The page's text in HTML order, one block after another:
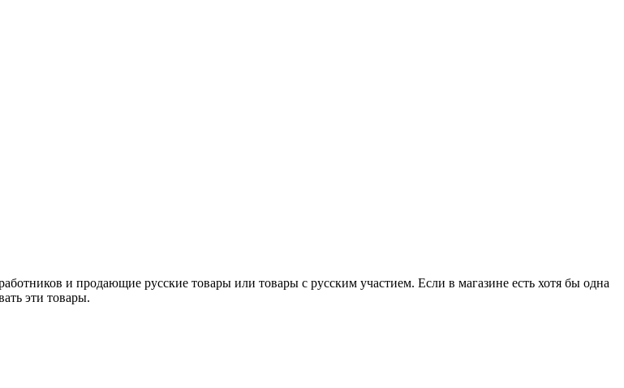
и продающие русские товары или товары с русским участием. Если в магазине есть хотя бы одна
эти товары.